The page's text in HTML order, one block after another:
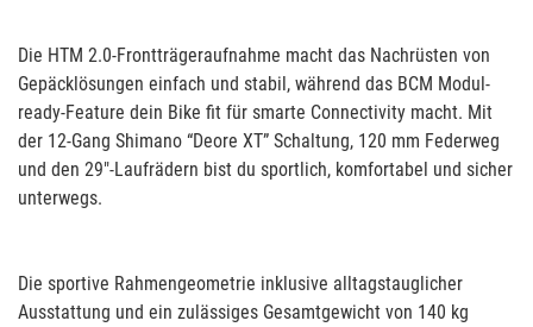
Die HTM 2.0-Frontträgeraufnahme macht das Nachrüsten von
Gepäcklösungen einfach und stabil, während das BCM Modul-
ready-Feature dein Bike fit für smarte Connectivity macht. Mit
der 12-Gang Shimano “Deore XT” Schaltung, 120 mm Federweg
und den 29"-Laufrädern bist du sportlich, komfortabel und sicher
unterwegs.
Die sportive Rahmengeometrie inklusive alltagstauglicher
Ausstattung und ein zulässiges Gesamtgewicht von 140 kg